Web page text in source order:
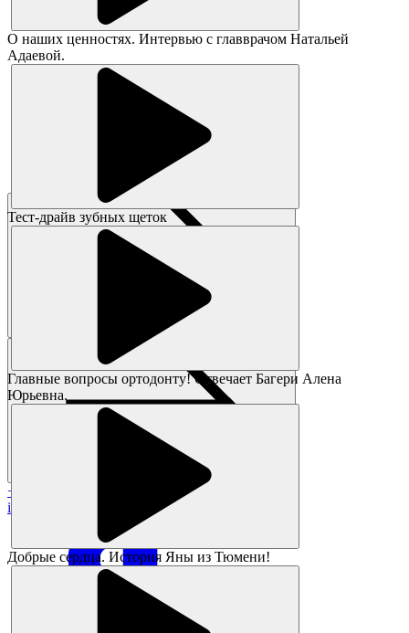
О наших ценностях. Интервью с главврачом Натальей
Адаевой.
Тест-драйв зубных щеток
Главные вопросы ортодонту! Отвечает Багери Алена
Юрьевна.
Добрые сердца. История Яны из Тюмени!
+7 383 373-05-05
info@magikids.ru